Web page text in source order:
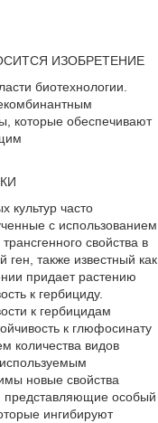
ИЗОБРЕТЕНИЕ
биотехнологии.
которые обеспечивают
культур часто
с использованием
свойства в
ген, также известный как
придает растению
к гербициду.
к гербицидам
к глюфосинату
количества видов
новые свойства
представляющие особый
ингибируют